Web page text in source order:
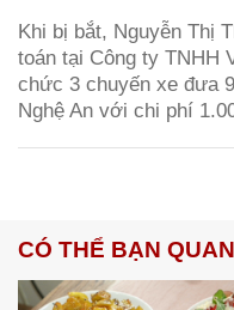
Khi bị bắt, Nguyễn Thị
toán tại Công ty TNHH
chức 3 chuyến xe đưa
Nghệ An với chi phí
CÓ THỂ BẠN